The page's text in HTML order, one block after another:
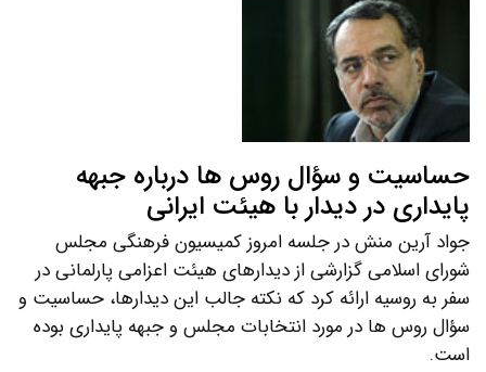
حساسیت و سؤال روس ها درباره جبهه
پایداری در دیدار با هیئت ایرانی
جواد آرین منش در جلسه امروز کمیسیون فرهنگی مجلس
شورای اسلامی گزارشی از دیدارهای هیئت اعزامی پارلمانی در
سفر به روسیه ارائه کرد که نکته جالب این دیدارها، حساسیت و
سؤال روس ها در مورد انتخابات مجلس و جبهه پایداری بوده
است.